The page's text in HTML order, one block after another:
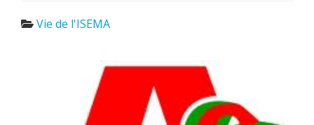
Vie de l'ISEMA